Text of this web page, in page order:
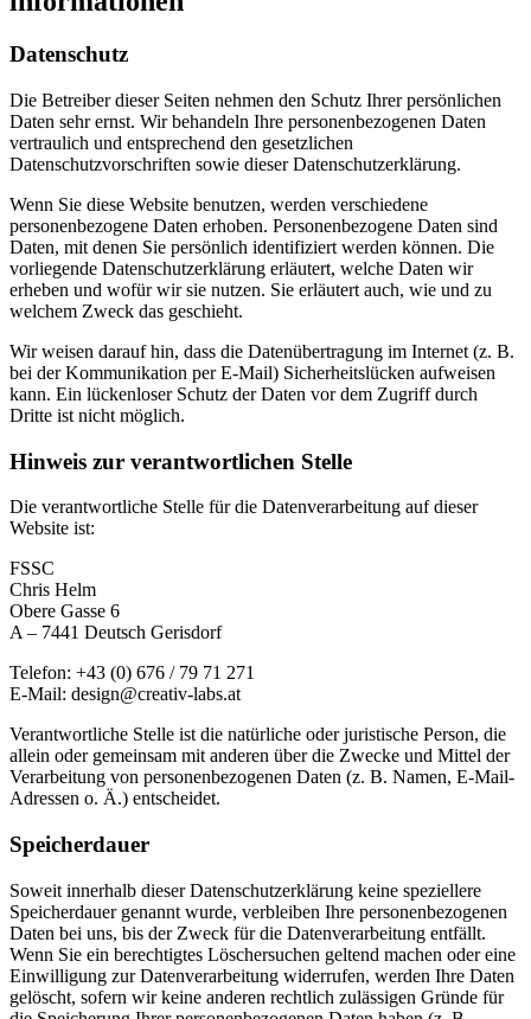
Datenschutz
Die Betreiber dieser Seiten nehmen den Schutz Ihrer persönlichen
Daten sehr ernst. Wir behandeln Ihre personenbezogenen Daten
vertraulich und entsprechend den gesetzlichen
Datenschutzvorschriften sowie dieser Datenschutzerklärung.
Wenn Sie diese Website benutzen, werden verschiedene
personenbezogene Daten erhoben. Personenbezogene Daten sind
Daten, mit denen Sie persönlich identifiziert werden können. Die
vorliegende Datenschutzerklärung erläutert, welche Daten wir
erheben und wofür wir sie nutzen. Sie erläutert auch, wie und zu
welchem Zweck das geschieht.
Wir weisen darauf hin, dass die Datenübertragung im Internet (z. B.
bei der Kommunikation per E-Mail) Sicherheitslücken aufweisen
kann. Ein lückenloser Schutz der Daten vor dem Zugriff durch
Dritte ist nicht möglich.
Hinweis zur verantwortlichen Stelle
Die verantwortliche Stelle für die Datenverarbeitung auf dieser
Website ist:
FSSC
Chris Helm
Obere Gasse 6
A – 7441 Deutsch Gerisdorf
Telefon: +43 (0) 676 / 79 71 271
E-Mail: design@creativ-labs.at
Verantwortliche Stelle ist die natürliche oder juristische Person, die
allein oder gemeinsam mit anderen über die Zwecke und Mittel der
Verarbeitung von personenbezogenen Daten (z. B. Namen, E-Mail-
Adressen o. Ä.) entscheidet.
Speicherdauer
Soweit innerhalb dieser Datenschutzerklärung keine speziellere
Speicherdauer genannt wurde, verbleiben Ihre personenbezogenen
Daten bei uns, bis der Zweck für die Datenverarbeitung entfällt.
Wenn Sie ein berechtigtes Löschersuchen geltend machen oder eine
Einwilligung zur Datenverarbeitung widerrufen, werden Ihre Daten
gelöscht, sofern wir keine anderen rechtlich zulässigen Gründe für